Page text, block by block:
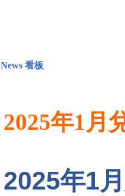
News 看板
2025年1月
2025年1